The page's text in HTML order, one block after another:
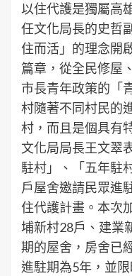
以住代護是獨屬高
任文化局長的史哲
住而活」的理念開
篇章，從全民修屋
市長青年政策的「
村隨著不同村民的
村，而且是個具有
文化局局長王文翠
駐村」、「五年駐
戶屋舍邀請民眾進
住代護計畫。本次
埔新村28戶、建業
期的屋舍，房舍已
進駐期為5年，並